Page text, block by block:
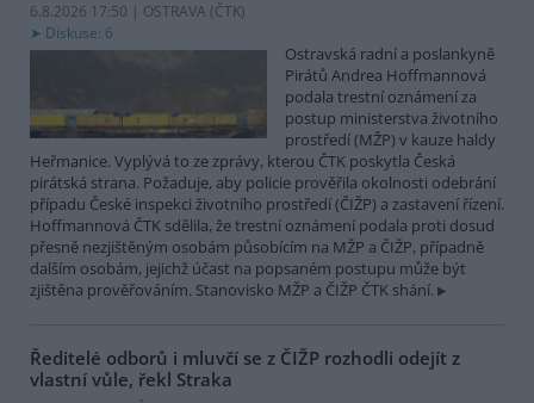
6.8.2026 17:50 | OSTRAVA (ČTK)
Diskuse: 6
Ostravská radní a poslankyně
Pirátů Andrea Hoffmannová
podala trestní oznámení za
postup ministerstva životního
prostředí (MŽP) v kauze haldy
Heřmanice. Vyplývá to ze zprávy, kterou ČTK poskytla Česká
pirátská strana. Požaduje, aby policie prověřila okolnosti odebrání
případu České inspekci životního prostředí (ČIŽP) a zastavení řízení.
Hoffmannová ČTK sdělila, že trestní oznámení podala proti dosud
přesně nezjištěným osobám působícím na MŽP a ČIŽP, případně
dalším osobám, jejichž účast na popsaném postupu může být
zjištěna prověřováním. Stanovisko MŽP a ČIŽP ČTK shání.
Ředitelé odborů i mluvčí se z ČIŽP rozhodli odejít z
vlastní vůle, řekl Straka